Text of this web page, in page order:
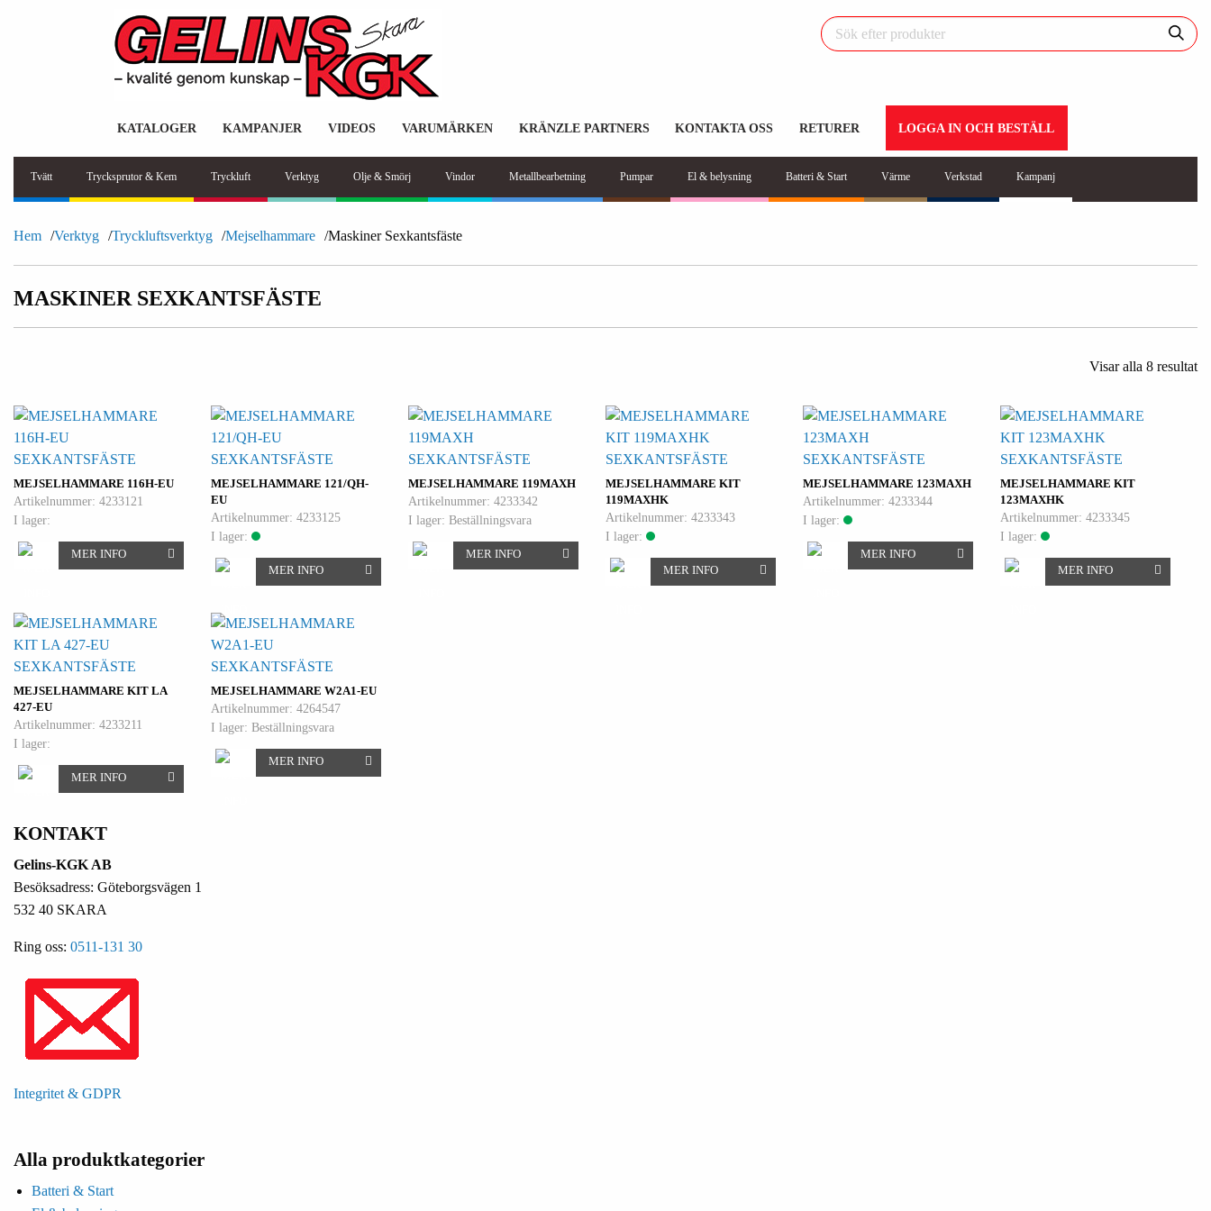
KATALOGER KAMPANJER VIDEOS VARUMÄRKEN KRÄNZLE PARTNERS KONTAKTA OSS RETURER LOGGA IN OCH BESTÄLL
Tvätt Trycksprutor & Kem Tryckluft Verktyg Olje & Smörj Vindor Metallbearbetning Pumpar El & belysning Batteri & Start Värme Verkstad Kampanj
Hem Verktyg Tryckluftsverktyg Mejselhammare Maskiner Sexkantsfäste
MASKINER SEXKANTSFÄSTE
Visar alla 8 resultat
MEJSELHAMMARE 116H-EU
SEXKANTSFÄSTE
Artikelnummer: 4233121
I lager:
MER INFO
MEJSELHAMMARE 121/QH-
EU
SEXKANTSFÄSTE
Artikelnummer: 4233125
I lager:
MER INFO
MEJSELHAMMARE 119MAXH
SEXKANTSFÄSTE
Artikelnummer: 4233342
I lager: Beställningsvara
MER INFO
MEJSELHAMMARE KIT
119MAXHK
SEXKANTSFÄSTE
Artikelnummer: 4233343
I lager:
MER INFO
MEJSELHAMMARE 123MAXH
SEXKANTSFÄSTE
Artikelnummer: 4233344
I lager:
MER INFO
MEJSELHAMMARE KIT
123MAXHK
SEXKANTSFÄSTE
Artikelnummer: 4233345
I lager:
MER INFO
MEJSELHAMMARE KIT LA
427-EU
SEXKANTSFÄSTE
Artikelnummer: 4233211
I lager:
MER INFO
MEJSELHAMMARE W2A1-EU
SEXKANTSFÄSTE
Artikelnummer: 4264547
I lager: Beställningsvara
MER INFO
KONTAKT
Gelins-KGK AB
Besöksadress: Göteborgsvägen 1
532 40 SKARA
Ring oss: 0511-131 30
Integritet & GDPR
Alla produktkategorier
Batteri & Start